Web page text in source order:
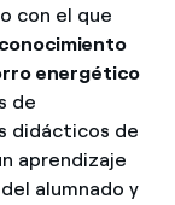
con el que
energético
de
didácticos de
aprendizaje
alumnado y